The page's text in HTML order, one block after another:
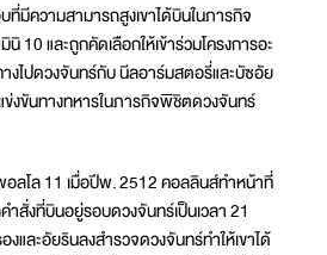
มีความสามารถสูงเขาได้บินในภารกิจ
10 และถูกคัดเลือกให้เข้าร่วมโครงการอะ
งไปดวงจันทร์กับ นีลอาร์มสตอรี่และบัซอัย
งขันทางทหารในภารกิจพิชิตดวงจันทร์
ลโล 11 เมื่อปีพ. 2512 คอลลินส์ทำหน้าที่
สั่งที่บินอยู่รอบดวงจันทร์เป็นเวลา 21
และอัยรินลงสำรวจดวงจันทร์ทำให้เขาได้